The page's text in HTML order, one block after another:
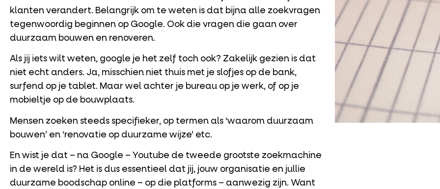
klanten verandert. Belangrijk om te weten is dat bijna alle zoekvragen
tegenwoordig beginnen op Google. Ook die vragen die gaan over
duurzaam bouwen en renoveren.
Als jij iets wilt weten, google je het zelf toch ook? Zakelijk gezien is dat
niet echt anders. Ja, misschien niet thuis met je slofjes op de bank,
surfend op je tablet. Maar wel achter je bureau op je werk, of op je
mobieltje op de bouwplaats.
Mensen zoeken steeds specifieker, op termen als ‘waarom duurzaam
bouwen’ en ‘renovatie op duurzame wijze’ etc.
En wist je dat – na Google – Youtube de tweede grootste zoekmachine
in de wereld is? Het is dus essentieel dat jij, jouw organisatie en jullie
duurzame boodschap online – op die platforms – aanwezig zijn. Want